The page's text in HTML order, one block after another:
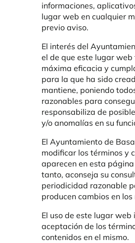
informaciones,
lugar web en cualquier
previo aviso.
El interés del
el de que este lugar web
máxima eficacia y
para la que ha sido
mantiene, poniendo
razonables para
responsabiliza de
y/o anomalías en su
El Ayuntamiento de
modificar los términos y
aparecen en esta
tanto, aconseja su
periodicidad razonable
producen cambios en los
El uso de este lugar web
aceptación de los
contenidos en el mismo.